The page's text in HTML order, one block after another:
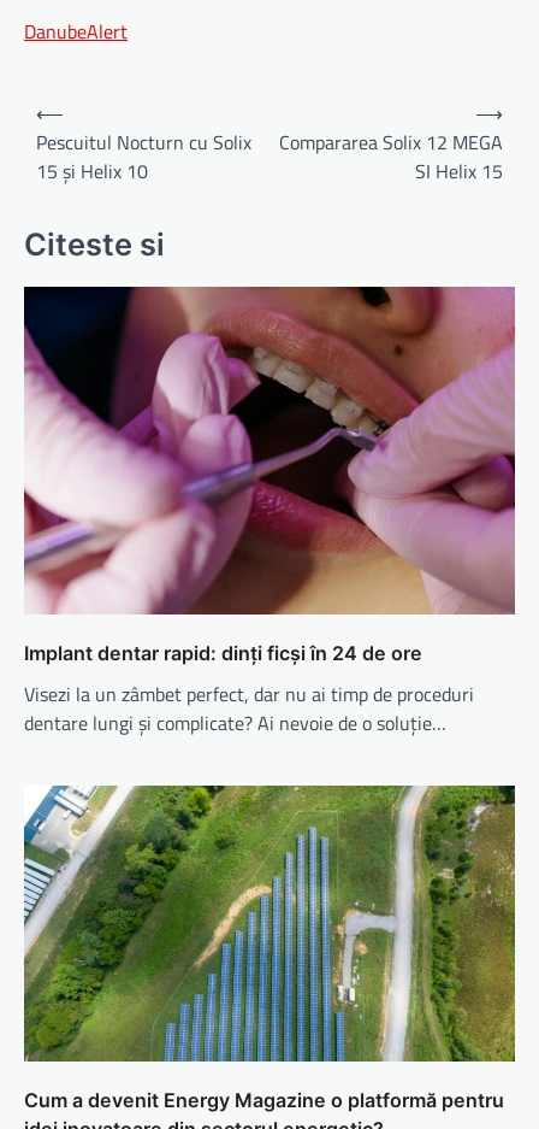
DanubeAlert
Navigare
în
articole
⟵
Pescuitul Nocturn cu Solix
15 și Helix 10
Compararea Solix 12 MEGA
SI Helix 15
⟶
Citeste si
Implant dentar rapid: dinți ficși în 24 de ore
Visezi la un zâmbet perfect, dar nu ai timp de proceduri
dentare lungi și complicate? Ai nevoie de o soluție…
Cum a devenit Energy Magazine o platformă pentru